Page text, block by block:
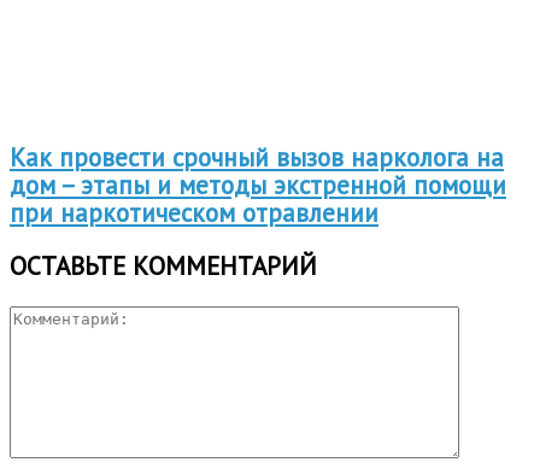
Как провести срочный вызов нарколога на
дом – этапы и методы экстренной помощи
при наркотическом отравлении
ОСТАВЬТЕ КОММЕНТАРИЙ